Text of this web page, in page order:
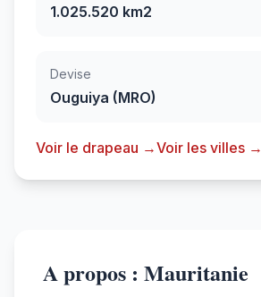
1.025.520 km2
Devise
Ouguiya (MRO)
Voir le drapeau →Voir les villes →
A propos : Mauritanie